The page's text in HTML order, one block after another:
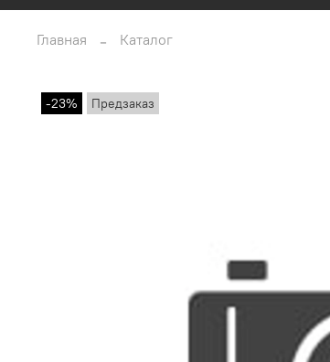
Главная Каталог
-23% Предзаказ